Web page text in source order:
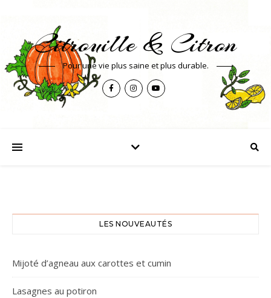
Citrouille & Citron
Pour une vie plus saine et plus durable.
LES NOUVEAUTÉS
Mijoté d’agneau aux carottes et cumin
Lasagnes au potiron